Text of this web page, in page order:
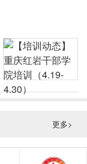
更多>